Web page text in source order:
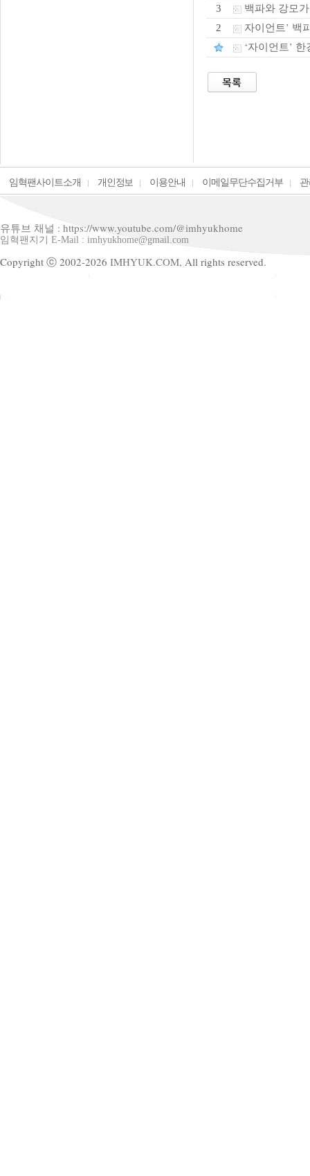
3 백파와 강모
2
자이언트’ 백
‘자이언트’
임혁팬사이트소개 개인정보 이용안내 이메일무단수집거부
유튜브 채널 : https://www.youtube.com/@imhyukhome
임혁팬지기 E-Mail : imhyukhome@gmail.com
Copyright ⓒ 2002-2026 IMHYUK.COM, All rights reserved.